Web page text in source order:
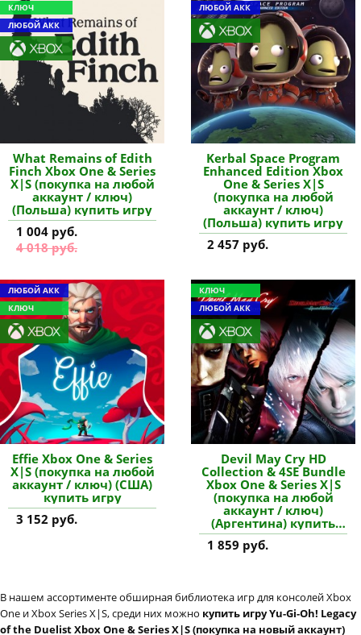
КЛЮЧ
ЛЮБОЙ АКК
What Remains of Edith
Finch Xbox One & Series
X|S (покупка на любой
аккаунт / ключ)
(Польша) купить игру
1 004 руб.
4 018 руб.
ЛЮБОЙ АКК
Kerbal Space Program
Enhanced Edition Xbox
One & Series X|S
(покупка на любой
аккаунт / ключ)
(Польша) купить игру
2 457 руб.
ЛЮБОЙ АКК
КЛЮЧ
Effie Xbox One & Series
X|S (покупка на любой
аккаунт / ключ) (США)
купить игру
3 152 руб.
КЛЮЧ
ЛЮБОЙ АКК
Devil May Cry HD
Collection & 4SE Bundle
Xbox One & Series X|S
(покупка на любой
аккаунт / ключ)
(Аргентина) купить
игру
1 859 руб.
В нашем ассортименте обширная библиотека игр для консолей Xbox
One и Xbox Series X|S, среди них можно купить игру Yu-Gi-Oh! Legacy
of the Duelist Xbox One & Series X|S (покупка на новый аккаунт)